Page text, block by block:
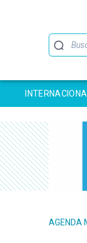
Buscar
AGENDA